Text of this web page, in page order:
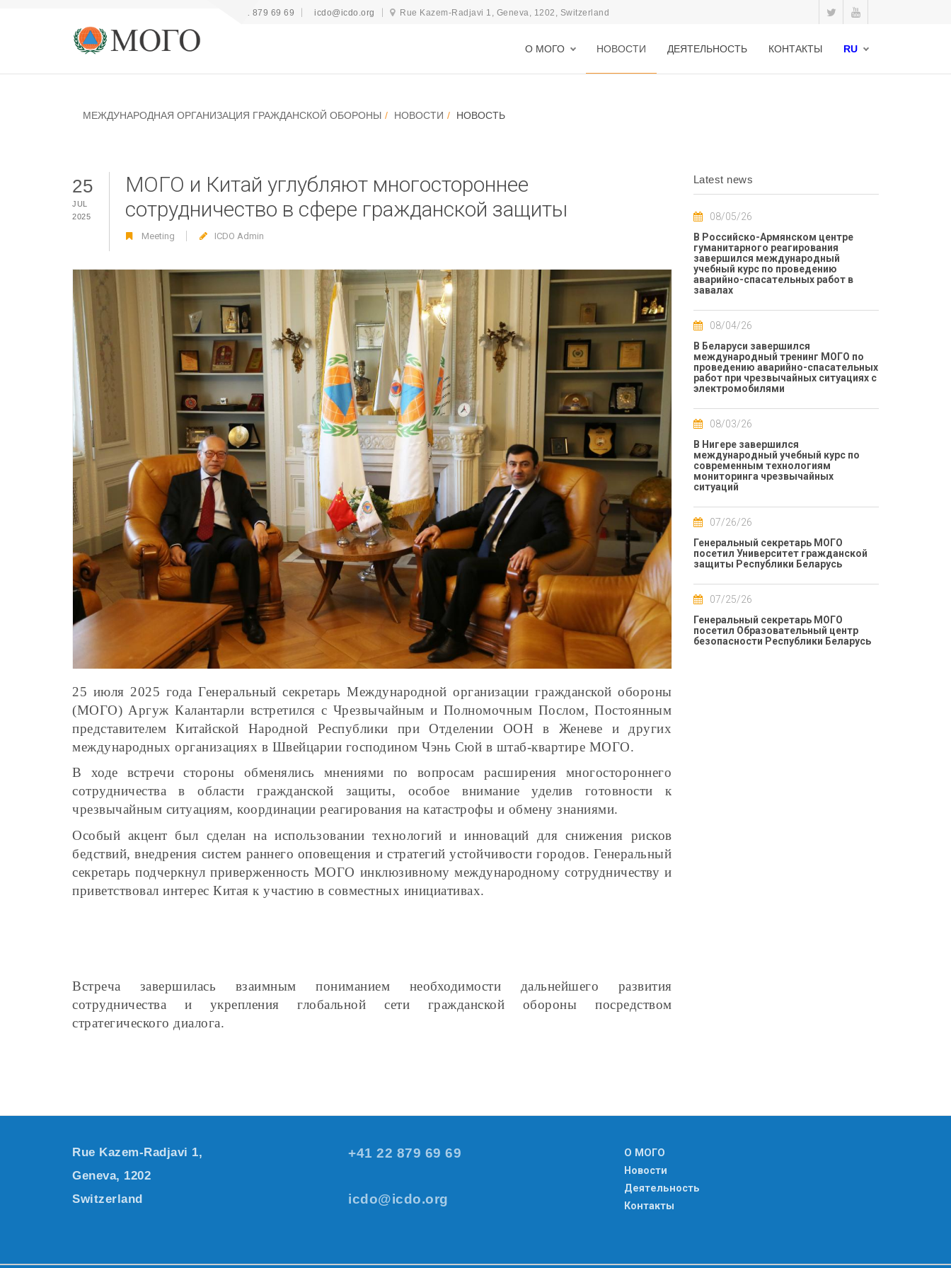
+41 22 879 69 69 icdo@icdo.org Rue Kazem-Radjavi 1, Geneva, 1202, Switzerland
О МОГО НОВОСТИ ДЕЯТЕЛЬНОСТЬ КОНТАКТЫ RU
МЕЖДУНАРОДНАЯ ОРГАНИЗАЦИЯ ГРАЖДАНСКОЙ ОБОРОНЫ НОВОСТИ НОВОСТЬ
25
JUL
2025
МОГО и Китай углубляют многостороннее
сотрудничество в сфере гражданской защиты
Meeting ICDO Admin
25 июля 2025 года Генеральный секретарь Международной организации гражданской обороны
(МОГО) Аргуж Калантарли встретился с Чрезвычайным и Полномочным Послом, Постоянным
представителем Китайской Народной Республики при Отделении ООН в Женеве и других
международных организациях в Швейцарии господином Чэнь Сюй в штаб-квартире МОГО.
В ходе встречи стороны обменялись мнениями по вопросам расширения многостороннего
сотрудничества в области гражданской защиты, особое внимание уделив готовности к
чрезвычайным ситуациям, координации реагирования на катастрофы и обмену знаниями.
Особый акцент был сделан на использовании технологий и инноваций для снижения рисков
бедствий, внедрения систем раннего оповещения и стратегий устойчивости городов. Генеральный
секретарь подчеркнул приверженность МОГО инклюзивному международному сотрудничеству и
приветствовал интерес Китая к участию в совместных инициативах.
Встреча завершилась взаимным пониманием необходимости дальнейшего развития
сотрудничества и укрепления глобальной сети гражданской обороны посредством
стратегического диалога.
Latest news
08/05/26
В Российско-Армянском центре
гуманитарного реагирования
завершился международный
учебный курс по проведению
аварийно-спасательных работ в
завалах
08/04/26
В Беларуси завершился
международный тренинг МОГО по
проведению аварийно-спасательных
работ при чрезвычайных ситуациях с
электромобилями
08/03/26
В Нигере завершился
международный учебный курс по
современным технологиям
мониторинга чрезвычайных
ситуаций
07/26/26
Генеральный секретарь МОГО
посетил Университет гражданской
защиты Республики Беларусь
07/25/26
Генеральный секретарь МОГО
посетил Образовательный центр
безопасности Республики Беларусь
Rue Kazem-Radjavi 1,
Geneva, 1202
Switzerland
+41 22 879 69 69
icdo@icdo.org
О МОГО
Новости
Деятельность
Контакты